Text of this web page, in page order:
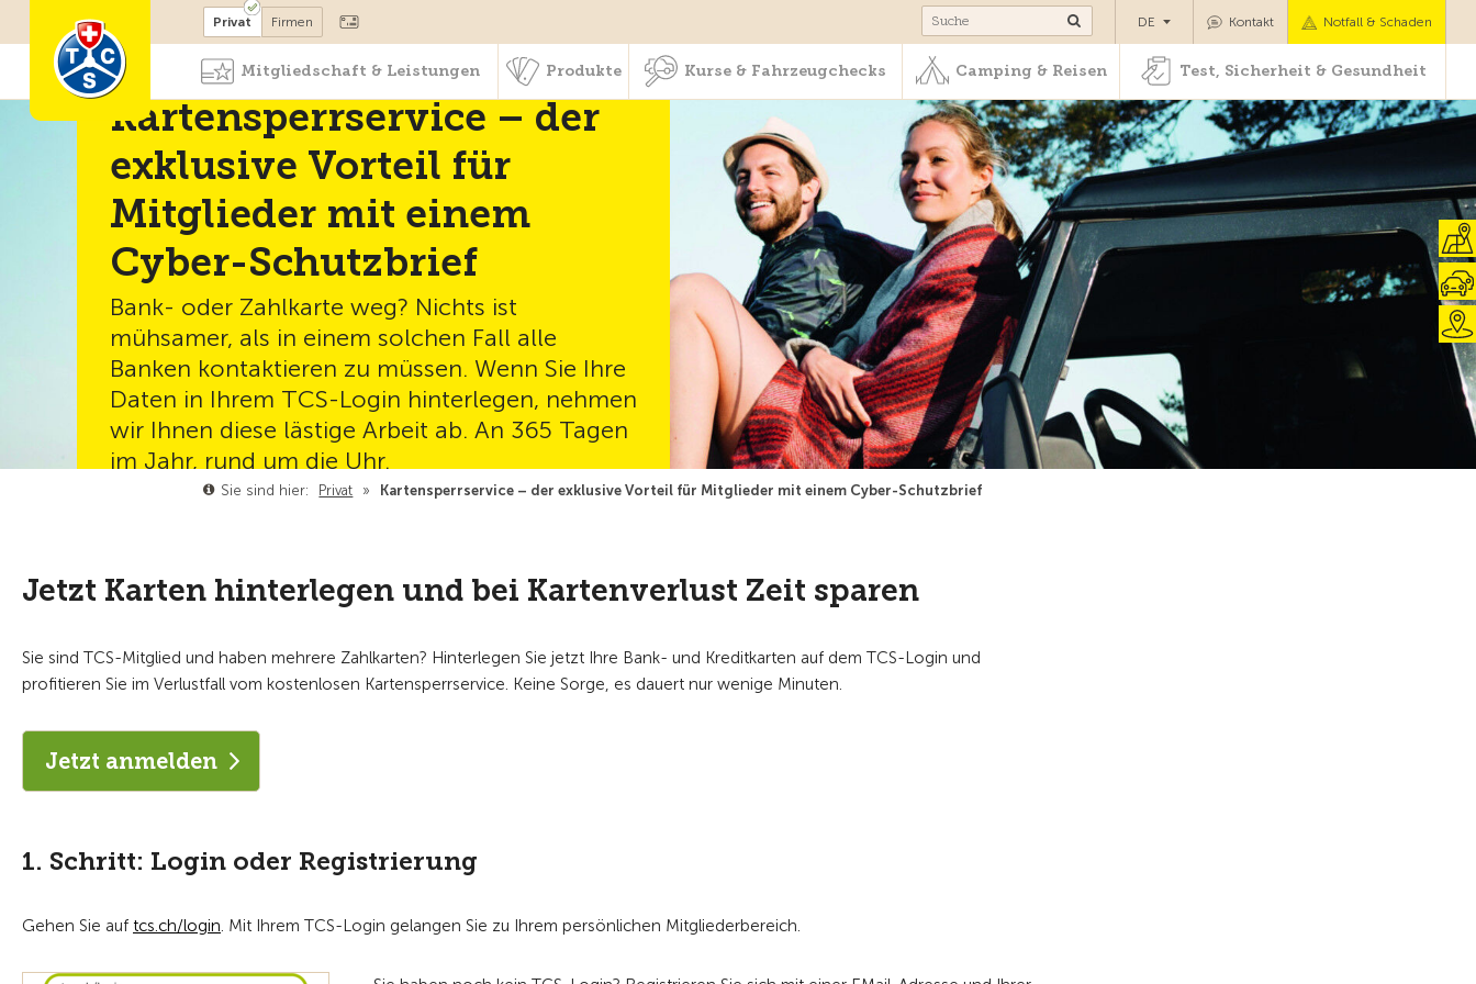
Mitglied werden Kurse & Fahrzeugchecks Camping & Reisen Test, Sicherheit & Gesundheit
Privat Firmen Kontakt Notfall & Schaden
DE
Mitgliedschaft & Leistungen Produkte Kurse & Fahrzeugchecks Camping & Reisen Test, Sicherheit & Gesundheit
Kartensperrservice – der
exklusive Vorteil für
Mitglieder mit einem
Cyber-Schutzbrief
Bank- oder Zahlkarte weg? Nichts ist
mühsamer, als in einem solchen Fall alle
Banken kontaktieren zu müssen. Wenn Sie Ihre
Daten in Ihrem TCS-Login hinterlegen, nehmen
wir Ihnen diese lästige Arbeit ab. An 365 Tagen
im Jahr, rund um die Uhr.
Sie sind hier: Privat » Kartensperrservice – der exklusive Vorteil für Mitglieder mit einem Cyber-Schutzbrief
Jetzt Karten hinterlegen und bei Kartenverlust Zeit sparen
Sie sind TCS-Mitglied und haben mehrere Zahlkarten? Hinterlegen Sie jetzt Ihre Bank- und Kreditkarten auf dem TCS-Login und
profitieren Sie im Verlustfall vom kostenlosen Kartensperrservice. Keine Sorge, es dauert nur wenige Minuten.
Jetzt anmelden
1. Schritt: Login oder Registrierung
Gehen Sie auf tcs.ch/login. Mit Ihrem TCS­-Login gelangen Sie zu Ihrem persönlichen Mitgliederbereich.